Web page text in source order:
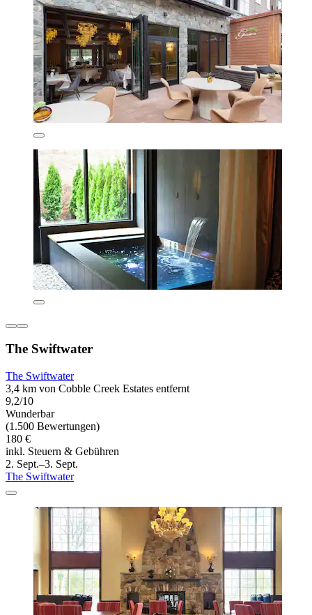
The Swiftwater
The Swiftwater
3,4 km von Cobble Creek Estates entfernt
9,2/10
Wunderbar
(1.500 Bewertungen)
180 €
inkl. Steuern & Gebühren
2. Sept.–3. Sept.
The Swiftwater